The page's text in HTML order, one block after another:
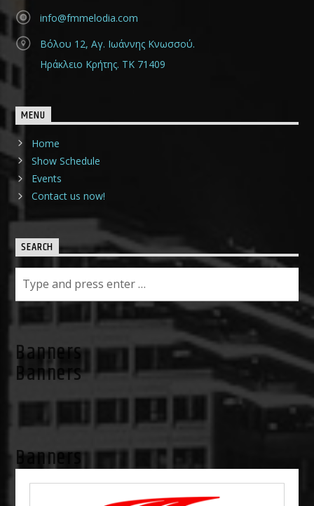
info@fmmelodia.com
Βόλου 12, Αγ. Ιωάννης Κνωσσού.
Ηράκλειο Κρήτης. ΤΚ 71409
MENU
Home
Show Schedule
Events
Contact us now!
SEARCH
Banners
Banners
Banners